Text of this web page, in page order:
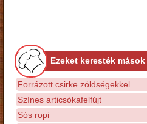
Ezeket keresték mások
Forrázott csirke zöldségekkel
Színes articsókafelfújt
Sós ropi